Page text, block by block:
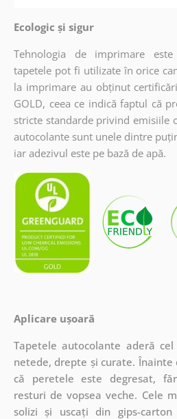
Ecologic și sigur
Tehnologia de imprimare
tapetele pot fi utilizate în orice
la imprimare au obținut
GOLD, ceea ce indică faptul că
stricte standarde privind emisiile
autocolante sunt unele dintre
iar adezivul este pe bază de apă.
Aplicare ușoară
Tapetele autocolante aderă
netede, drepte și curate. Înainte
că peretele este degresat,
resturi de vopsea veche. Cele
solizi și uscați din gips-